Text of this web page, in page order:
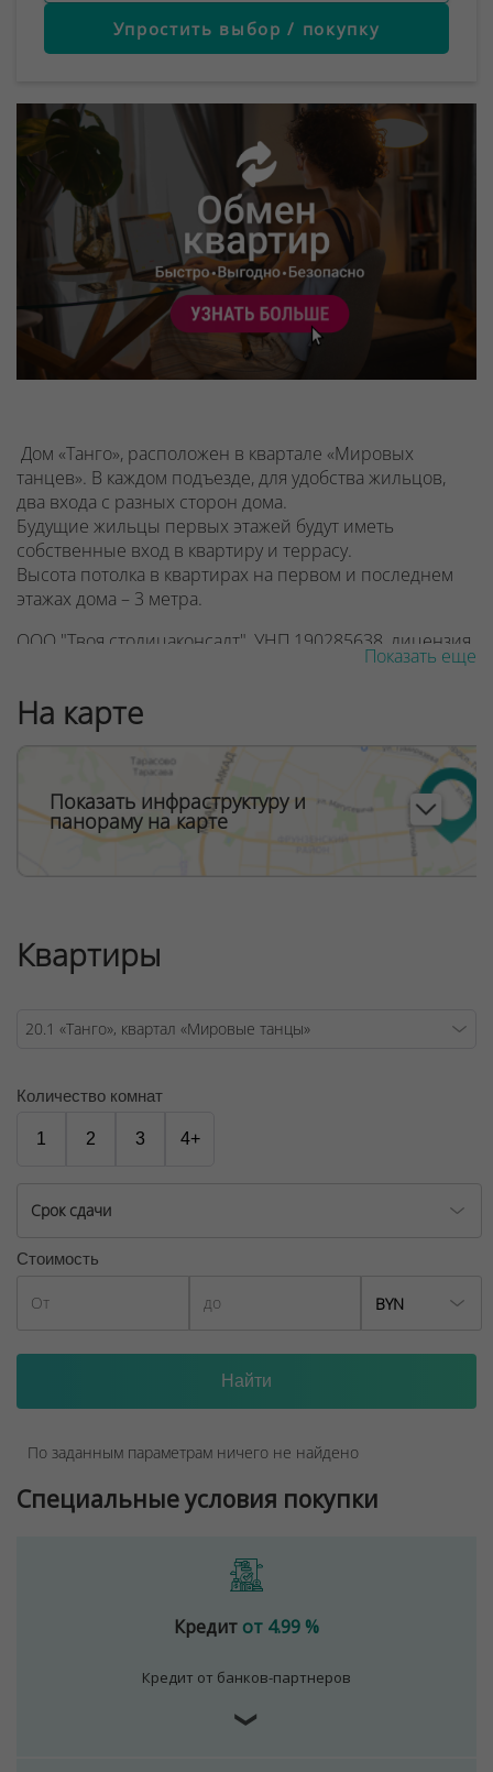
Упростить выбор / покупку
Дом «Танго», расположен в квартале «Мировых
танцев». В каждом подъезде, для удобства жильцов,
два входа с разных сторон дома.
Будущие жильцы первых этажей будут иметь
собственные вход в квартиру и террасу.
Высота потолка в квартирах на первом и последнем
этажах дома – 3 метра.
ООО "Твоя столицаконсалт", УНП 190285638, лицензия
Договор на оказание риэлтерских услуг № 447/6, от
04.09.2025
Показать еще
На карте
Показать инфраструктуру и
панораму на карте
Квартиры
Количество комнат
1 2 3 4+
Срок сдачи
Стоимость
BYN
По заданным параметрам ничего не найдено
Специальные условия покупки
Кредит от 4.99 %
Кредит от банков-партнеров
❯